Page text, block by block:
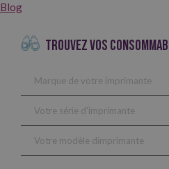
Blog
TROUVEZ VOS